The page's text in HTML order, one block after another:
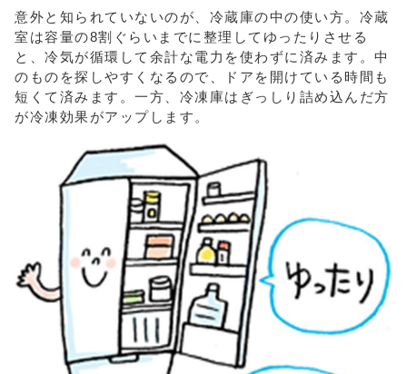
意外と知られていないのが、冷蔵庫の中の使い方。冷蔵
室は容量の8割ぐらいまでに整理してゆったりさせる
と、冷気が循環して余計な電力を使わずに済みます。中
のものを探しやすくなるので、ドアを開けている時間も
短くて済みます。一方、冷凍庫はぎっしり詰め込んだ方
が冷凍効果がアップします。